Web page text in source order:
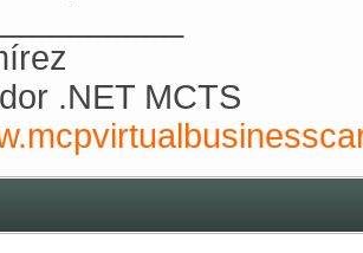
.NET MCTS